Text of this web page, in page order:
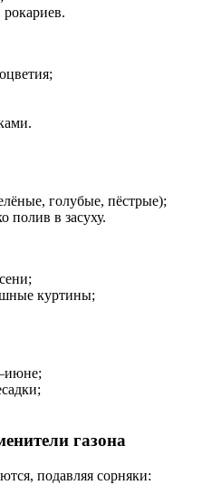
голубые, пёстрые);
полив в засуху.
куртины;
газона
подавляя сорняки: